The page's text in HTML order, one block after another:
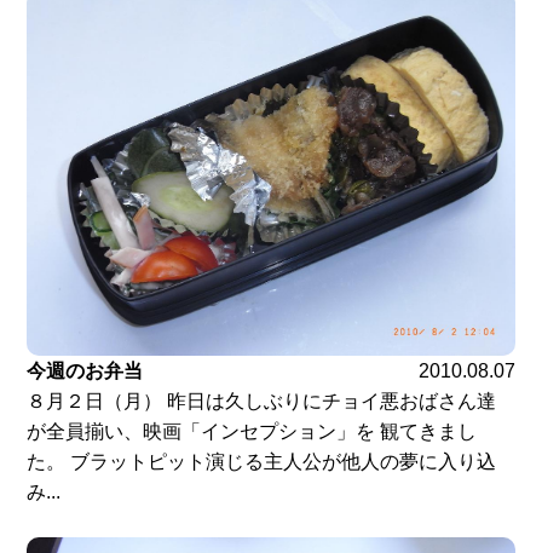
今週のお弁当
2010.08.07
８月２日（月） 昨日は久しぶりにチョイ悪おばさん達
が全員揃い、映画「インセプション」を 観てきまし
た。 ブラットピット演じる主人公が他人の夢に入り込
み...